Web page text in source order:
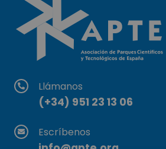
Llámanos
(+34) 951 23 13 06
Escríbenos